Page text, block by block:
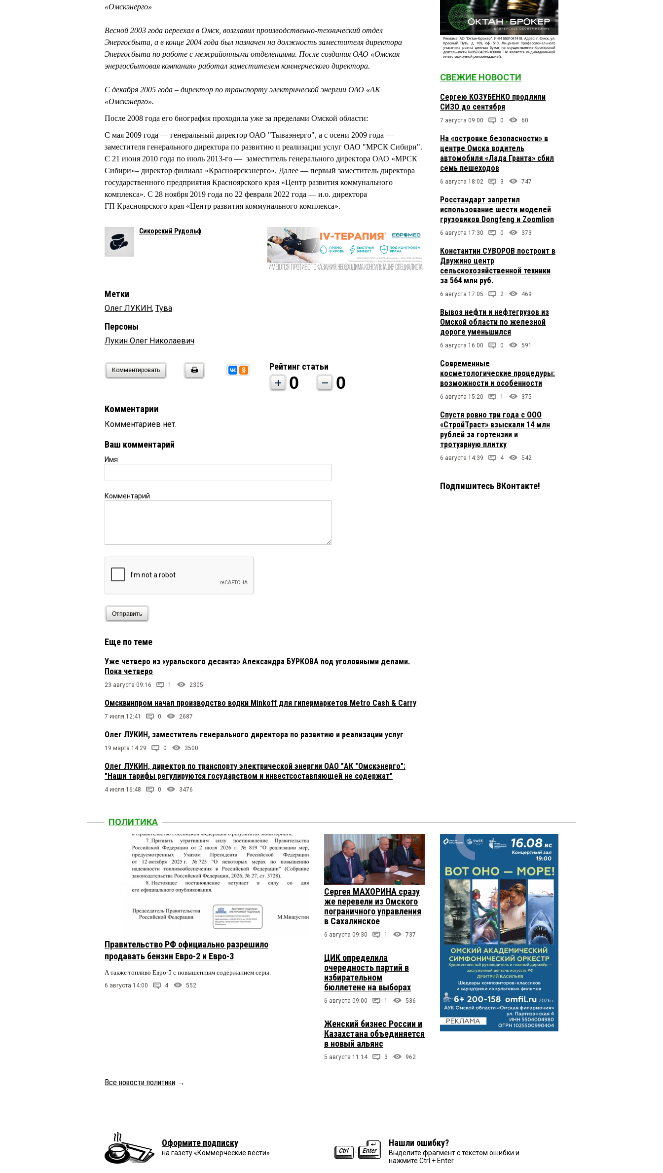
«Омскэнерго»
Весной 2003 года переехал в Омск, возглавил производственно-технический отдел
Энергосбыта, а в конце 2004 года был назначен на должность заместителя директора
Энергосбыта по работе с межрайонными отделениями. После создания ОАО «Омская
энергосбытовая компания» работал заместителем коммерческого директора.
С декабря 2005 года – директор по транспорту электрической энергии ОАО «АК
«Омскэнерго».
После 2008 года его биография проходила уже за пределами Омской области:
С мая 2009 года — генеральный директор ОАО "Тываэнерго", а с осени 2009 года —
заместителя генерального директора по развитию и реализации услуг ОАО "МРСК Сибири".
С 21 июня 2010 года по июль 2013-го — заместитель генерального директора ОАО «МРСК
Сибири»– директор филиала «Красноярскэнерго». Далее — первый заместитель директора
государственного предприятия Красноярского края «Центр развития коммунального
комплекса». С 28 ноября 2019 года по 22 февраля 2022 года — и.о. директора
ГП Красноярского края «Центр развития коммунального комплекса».
Сикорский Рудольф
Метки
Олег ЛУКИН, Тува
Персоны
Лукин Олег Николаевич
Комментировать Рейтинг статьи
0 0
Комментарии
Комментариев нет.
Ваш комментарий
Имя
Комментарий
Отправить
Еще по теме
Уже четверо из «уральского десанта» Александра БУРКОВА под уголовными делами.
Пока четверо
23 августа 09:16 1 2305
Омсквинпром начал производство водки Minkoff для гипермаркетов Metro Cash & Carry
7 июля 12:41 0 2687
Олег ЛУКИН, заместитель генерального директора по развитию и реализации услуг
19 марта 14:29 0 3500
Олег ЛУКИН, директор по транспорту электрической энергии ОАО "АК "Омскэнерго":
"Наши тарифы регулируются государством и инвестсоставляющей не содержат"
4 июля 16:48 0 3476
СВЕЖИЕ НОВОСТИ
Сергею КОЗУБЕНКО продлили
СИЗО до сентября
7 августа 09:00 0 60
На «островке безопасности» в
центре Омска водитель
автомобиля «Лада Гранта» сбил
семь пешеходов
6 августа 18:02 3 747
Росстандарт запретил
использование шести моделей
грузовиков Dongfeng и Zoomlion
6 августа 17:30 0 373
Константин СУВОРОВ построит в
Дружино центр
сельскохозяйственной техники
за 564 млн руб.
6 августа 17:05 2 469
Вывоз нефти и нефтегрузов из
Омской области по железной
дороге уменьшился
6 августа 16:00 0 591
Современные
косметологические процедуры:
возможности и особенности
6 августа 15:20 1 375
Спустя ровно три года с ООО
«СтройТраст» взыскали 14 млн
рублей за гортензии и
тротуарную плитку
6 августа 14:39 4 542
Подпишитесь ВКонтакте!
ПОЛИТИКА
Правительство РФ официально разрешило
продавать бензин Евро-2 и Евро-3
А также топливо Евро-5 с повышенным содержанием серы.
6 августа 14:00 4 552
Сергея МАХОРИНА сразу
же перевели из Омского
пограничного управления
в Сахалинское
6 августа 09:30 1 737
ЦИК определила
очередность партий в
избирательном
бюллетене на выборах
6 августа 09:00 1 536
Женский бизнес России и
Казахстана объединяется
в новый альянс
5 августа 11:14 3 962
Все новости политики →
Оформите подписку
на газету «Коммерческие вести»
Нашли ошибку?
Выделите фрагмент с текстом ошибки и
нажмите Ctrl + Enter.